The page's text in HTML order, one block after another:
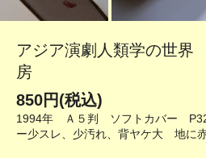
アジア演劇人類学の世
房
850円(税込)
1994年 Ａ５判 ソフトカバー
ー少スレ、少汚れ、背ヤケ大 地に